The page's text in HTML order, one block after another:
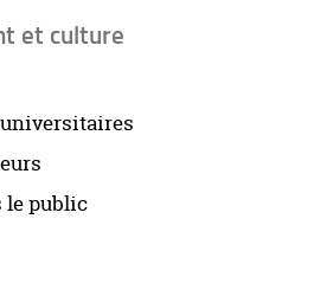
et culture
le public